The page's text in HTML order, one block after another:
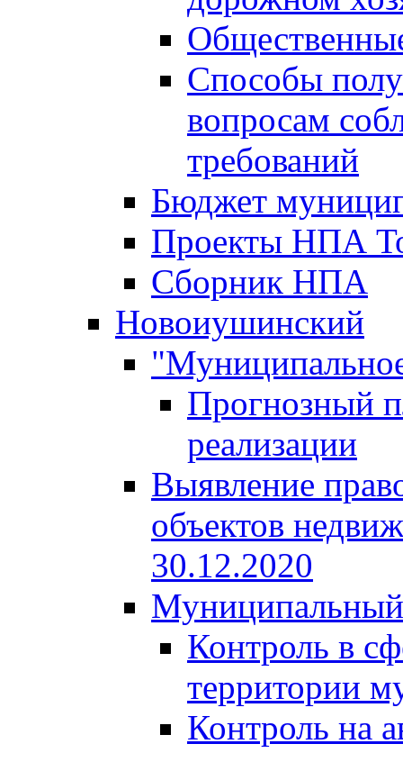
Способы
вопросам
требований
Бюджет
Проекты НПА
Сборник НПА
Новоиушинский
Прогнозный
реализации
Выявление
объектов
30.12.2020
Муниципальный
Контроль в
территории
Контроль на